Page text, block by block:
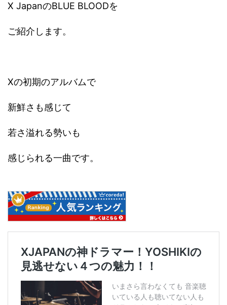
X JapanのBLUE BLOODを
ご紹介します。
Xの初期のアルバムで
新鮮さも感じて
若さ溢れる勢いも
感じられる一曲です。